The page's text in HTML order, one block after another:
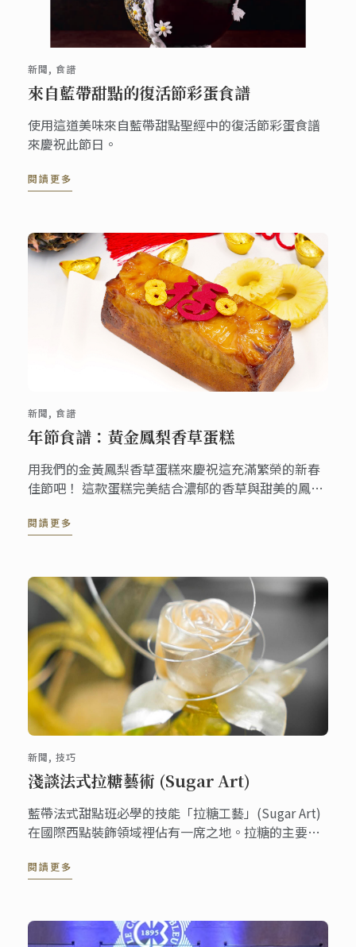
新聞, 食譜
來自藍帶甜點的復活節彩蛋食譜
使用這道美味來自藍帶甜點聖經中的復活節彩蛋食譜
來慶祝此節日。
閱讀更多
新聞, 食譜
年節食譜：黃金鳳梨香草蛋糕
用我們的金黃鳳梨香草蛋糕來慶祝這充滿繁榮的新春
佳節吧！ 這款蛋糕完美結合濃郁的香草與甜美的鳳
年，與親愛的家人一起分享這款美味蛋糕，品嚐帶來
閱讀更多
新聞, 技巧
淺談法式拉糖藝術 (Sugar Art)
藍帶法式甜點班必學的技能「拉糖工藝」(Sugar Art)
在國際西點裝飾領域裡佔有一席之地。拉糖的主要原
延展性以利塑形，以反覆拉摺的方式讓糖團包入空
閱讀更多